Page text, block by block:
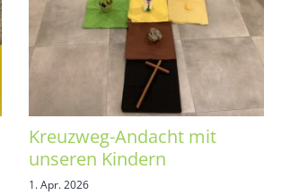
Kreuzweg-Andacht mit
unseren Kindern
1. Apr. 2026